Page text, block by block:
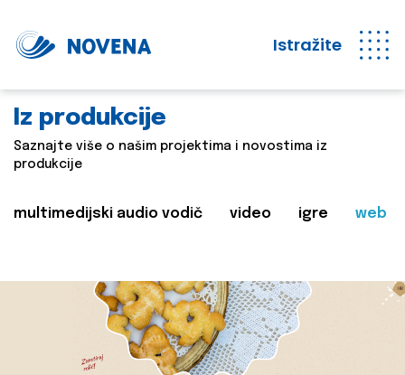
Istražite
Iz produkcije
Saznajte više o našim projektima i novostima iz
produkcije
multimedijski audio vodič video igre web